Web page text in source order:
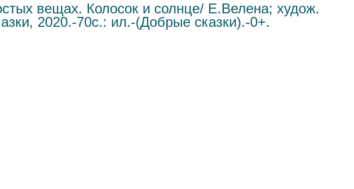
вещах. Колосок и солнце/ Е.Велена; худож.
2020.-70c.: ил.-(Добрые сказки).-0+.